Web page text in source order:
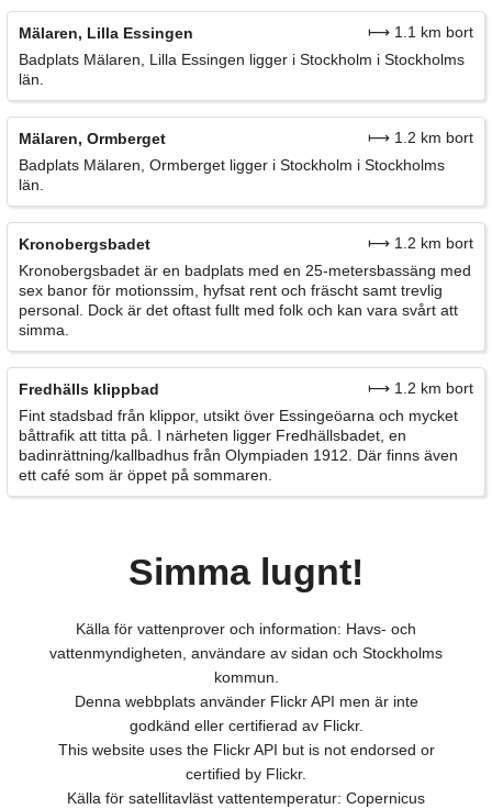
Mälaren, Lilla Essingen
⟼ 1.1 km bort
Badplats Mälaren, Lilla Essingen ligger i Stockholm i Stockholms
län.
Mälaren, Ormberget
⟼ 1.2 km bort
Badplats Mälaren, Ormberget ligger i Stockholm i Stockholms
län.
Kronobergsbadet
⟼ 1.2 km bort
Kronobergsbadet är en badplats med en 25-metersbassäng med
sex banor för motionssim, hyfsat rent och fräscht samt trevlig
personal. Dock är det oftast fullt med folk och kan vara svårt att
simma.
Fredhälls klippbad
⟼ 1.2 km bort
Fint stadsbad från klippor, utsikt över Essingeöarna och mycket
båttrafik att titta på. I närheten ligger Fredhällsbadet, en
badinrättning/kallbadhus från Olympiaden 1912. Där finns även
ett café som är öppet på sommaren.
Simma lugnt!
Källa för vattenprover och information: Havs- och
vattenmyndigheten, användare av sidan och Stockholms
kommun.
Denna webbplats använder Flickr API men är inte
godkänd eller certifierad av Flickr.
This website uses the Flickr API but is not endorsed or
certified by Flickr.
Källa för satellitavläst vattentemperatur: Copernicus